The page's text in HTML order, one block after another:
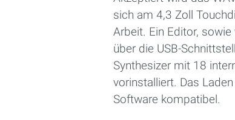
sich am 4,3 Zoll
Arbeit. Ein Editor,
über die USB-
Synthesizer mit 18
vorinstalliert. Das
Software kompatibel.